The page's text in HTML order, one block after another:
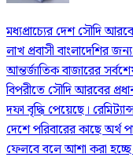
মধ্যপ্রাচ্যের দেশ সৌদি
লাখ প্রবাসী বাংলাদেশির
আন্তর্জাতিক বাজারের
বিপরীতে সৌদি আরবের
দফা বৃদ্ধি পেয়েছে।
দেশে পরিবারের কাছে অর্থ
ফেলবে বলে আশা করা